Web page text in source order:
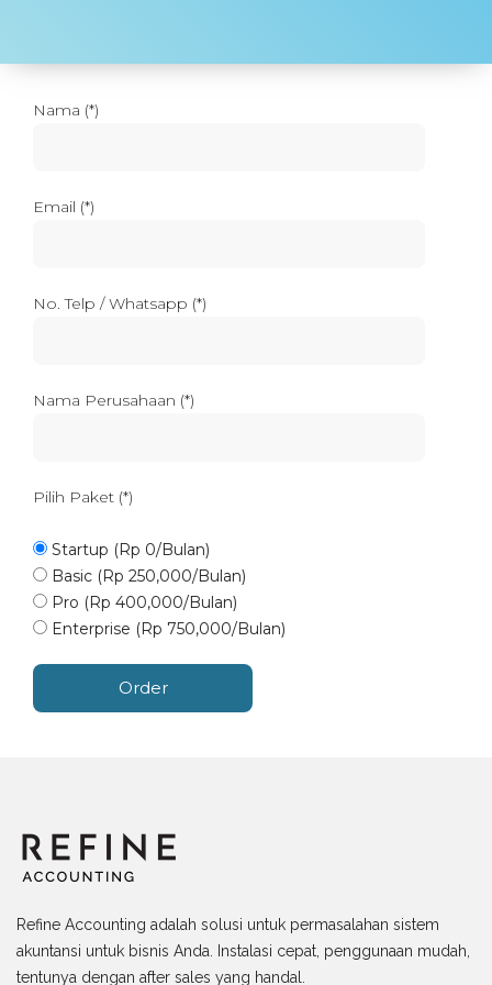
Nama (*)
Email (*)
No. Telp / Whatsapp (*)
Nama Perusahaan (*)
Pilih Paket (*)
Startup (Rp 0/Bulan)
Basic (Rp 250,000/Bulan)
Pro (Rp 400,000/Bulan)
Enterprise (Rp 750,000/Bulan)
Refine Accounting adalah solusi untuk permasalahan sistem
akuntansi untuk bisnis Anda. Instalasi cepat, penggunaan mudah,
tentunya dengan after sales yang handal.